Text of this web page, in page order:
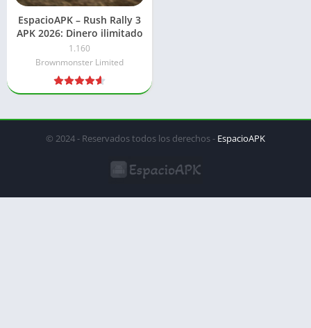
EspacioAPK – Rush Rally 3
APK 2026: Dinero ilimitado
1.160
Brownmonster Limited
© 2024 - Reservados todos los derechos - EspacioAPK